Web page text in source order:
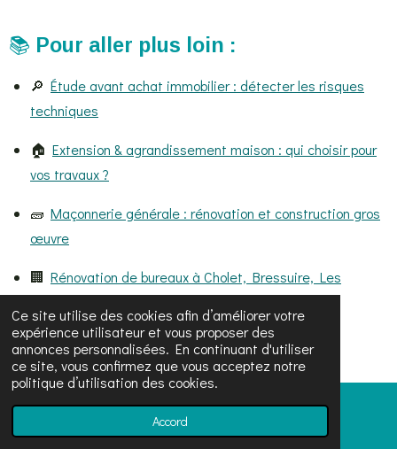
Ce site utilise des cookies afin d’améliorer votre
expérience utilisateur et vous proposer des
annonces personnalisées. En continuant d'utiliser
ce site, vous confirmez que vous acceptez notre
politique d’utilisation des cookies.
Accord
📚 Pour aller plus loin :
🔎 Étude avant achat immobilier : détecter les risques
techniques
🏠 Extension & agrandissement maison : qui choisir pour
vos travaux ?
🧱 Maçonnerie générale : rénovation et construction gros
œuvre
🏢 Rénovation de bureaux à Cholet, Bressuire, Les
🧑‍💼Devis travaux rapide avec accompagnement
personnalisé
#BTP #Construction #ArtisanatDuBâtiment
Téléphone